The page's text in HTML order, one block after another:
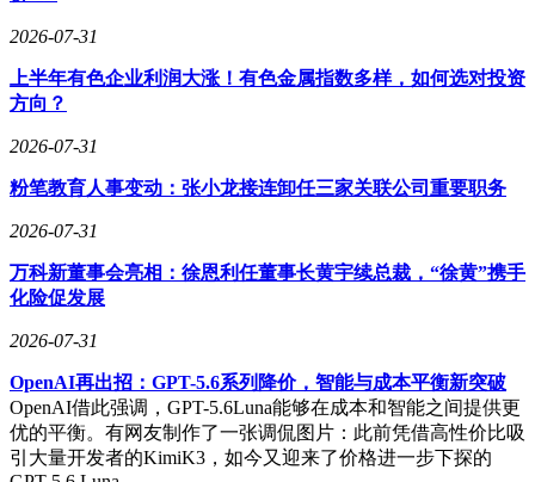
2026-07-31
上半年有色企业利润大涨！有色金属指数多样，如何选对投资
方向？
2026-07-31
粉笔教育人事变动：张小龙接连卸任三家关联公司重要职务
2026-07-31
万科新董事会亮相：徐恩利任董事长黄宇续总裁，“徐黄”携手
化险促发展
2026-07-31
OpenAI再出招：GPT-5.6系列降价，智能与成本平衡新突破
OpenAI借此强调，GPT-5.6Luna能够在成本和智能之间提供更
优的平衡。有网友制作了一张调侃图片：此前凭借高性价比吸
引大量开发者的KimiK3，如今又迎来了价格进一步下探的